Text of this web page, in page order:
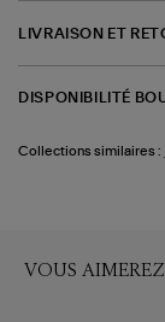
LIVRAISON ET
DISPONIBILITÉ
Collections similaires :
VOUS